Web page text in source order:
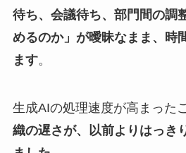
待ち、会議待ち、部門間の調
めるのか」が曖昧なまま、時
ます。
生成AIの処理速度が高まった
織の遅さが、以前よりはっき